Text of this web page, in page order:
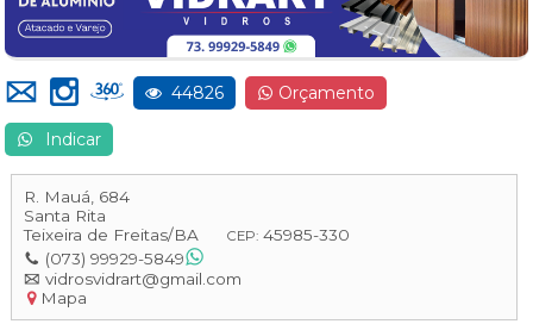
44826 Orçamento
Indicar
R. Mauá, 684
Santa Rita
Teixeira de Freitas/BA CEP: 45985-330
(073) 99929-5849
vidrosvidrart@gmail.com
Mapa